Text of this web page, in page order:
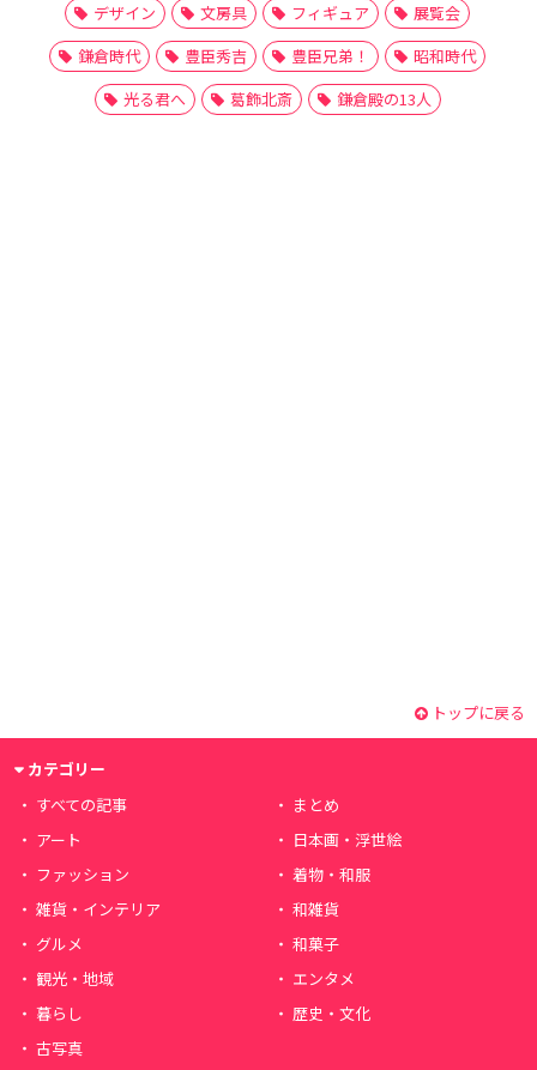
デザイン
文房具 フィギュア
展覧会
鎌倉時代
豊臣秀吉 豊臣兄弟！
昭和時代
光る君へ
葛飾北斎 鎌倉殿の13人
トップに戻る
カテゴリー
すべての記事
まとめ
アート
日本画・浮世絵
ファッション
着物・和服
雑貨・インテリア
和雑貨
グルメ
和菓子
観光・地域
エンタメ
暮らし
歴史・文化
古写真